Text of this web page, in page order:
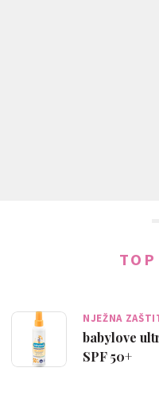
TOP
NJEŽNA
babylove
SPF 50+